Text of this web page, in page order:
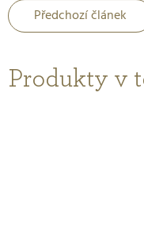
Předchozí článek
Produkty v